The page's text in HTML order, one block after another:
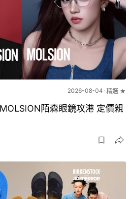
2026-08-04 精選 ★
陌森眼鏡攻港 定價親